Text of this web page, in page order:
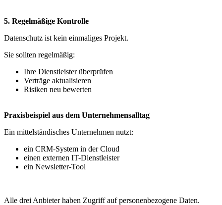
5. Regelmäßige Kontrolle
Datenschutz ist kein einmaliges Projekt.
Sie sollten regelmäßig:
Ihre Dienstleister überprüfen
Verträge aktualisieren
Risiken neu bewerten
Praxisbeispiel aus dem Unternehmensalltag
Ein mittelständisches Unternehmen nutzt:
ein CRM-System in der Cloud
einen externen IT-Dienstleister
ein Newsletter-Tool
Alle drei Anbieter haben Zugriff auf personenbezogene Daten.